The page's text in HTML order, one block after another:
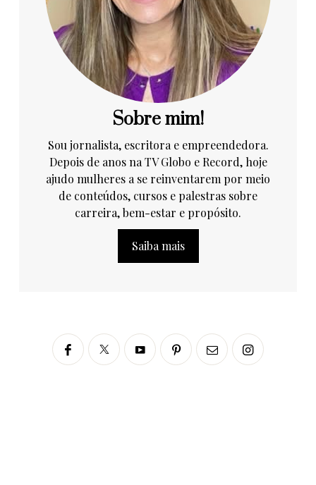
Sobre mim!
Sou jornalista, escritora e empreendedora.
Depois de anos na TV Globo e Record, hoje
ajudo mulheres a se reinventarem por meio
de conteúdos, cursos e palestras sobre
carreira, bem-estar e propósito.
Saiba mais